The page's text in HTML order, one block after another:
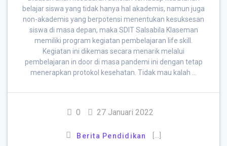
belajar siswa yang tidak hanya hal akademis, namun juga
non-akademis yang berpotensi menentukan kesuksesan
siswa di masa depan, maka SDIT Salsabila Klaseman
memiliki program kegiatan pembelajaran life skill.
Kegiatan ini dikemas secara menarik melalui
pembelajaran in door di masa pandemi ini dengan tetap
menerapkan protokol kesehatan. Tidak mau kalah …
0 27 Januari 2022
Berita Pendidikan